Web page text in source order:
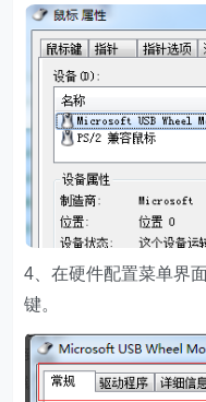
4、在硬件配置菜单界
键。